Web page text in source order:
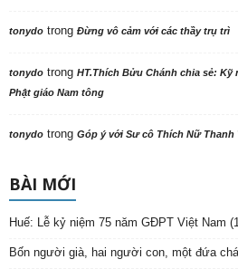
tonydo trong Đừng vô cảm với các thầy trụ trì
tonydo trong HT.Thích Bửu Chánh chia sẻ:
Phật giáo Nam tông
tonydo trong Góp ý với Sư cô Thích Nữ Thanh
BÀI MỚI
Huế: Lễ kỷ niệm 75 năm GĐPT Việt Nam
Bốn người già, hai người con, một đứa